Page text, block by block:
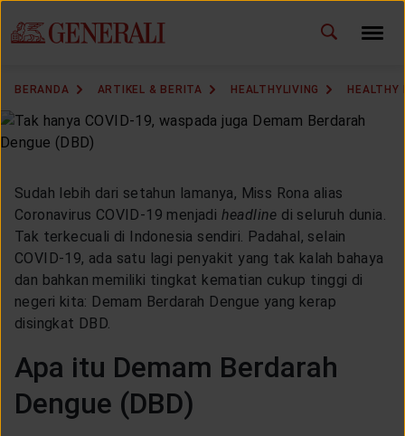
BERANDA ARTIKEL & BERITA HEALTHYLIVING HEALTHY
Sudah lebih dari setahun lamanya, Miss Rona alias
Coronavirus COVID-19 menjadi headline di seluruh dunia.
Tak terkecuali di Indonesia sendiri. Padahal, selain
COVID-19, ada satu lagi penyakit yang tak kalah bahaya
dan bahkan memiliki tingkat kematian cukup tinggi di
negeri kita: Demam Berdarah Dengue yang kerap
disingkat DBD.
Apa itu Demam Berdarah
Dengue (DBD)
GANTI BAHASA ID EN
KANTOR PEMASARAN
TEMUKAN AGEN
LAYANAN NASABAH